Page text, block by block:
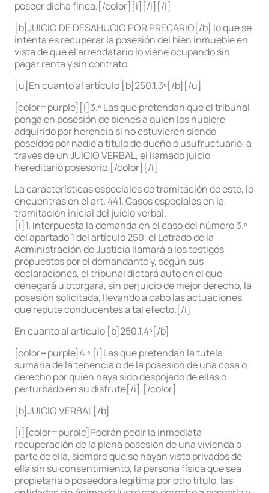
poseer dicha finca.[/color][i][/i][/i]
[b]JUICIO DE DESAHUCIO POR PRECARIO[/b] lo que se
intenta es recuperar la posesión del bien inmueble en
vista de que el arrendatario lo viene ocupando sin
pagar renta y sin contrato.
[u]En cuanto al artículo [b]250.1.3º[/b][/u]
[color=purple][i]3.º Las que pretendan que el tribunal
ponga en posesión de bienes a quien los hubiere
adquirido por herencia si no estuvieren siendo
poseídos por nadie a título de dueño o usufructuario, a
través de un JUICIO VERBAL, el llamado juicio
hereditario posesorio.[/color][/i]
La características especiales de tramitación de este, lo
encuentras en el art. 441. Casos especiales en la
tramitación inicial del juicio verbal.
[i]1. Interpuesta la demanda en el caso del número 3.º
del apartado 1 del artículo 250, el Letrado de la
Administración de Justicia llamará a los testigos
propuestos por el demandante y, según sus
declaraciones, el tribunal dictará auto en el que
denegará u otorgará, sin perjuicio de mejor derecho, la
posesión solicitada, llevando a cabo las actuaciones
que repute conducentes a tal efecto.[/i]
En cuanto al artículo [b]250.1.4º[/b]
[color=purple]4.º [i]Las que pretendan la tutela
sumaria de la tenencia o de la posesión de una cosa o
derecho por quien haya sido despojado de ellas o
perturbado en su disfrute[/i].[/color]
[b]JUICIO VERBAL[/b]
[i][color=purple]Podrán pedir la inmediata
recuperación de la plena posesión de una vivienda o
parte de ella, siempre que se hayan visto privados de
ella sin su consentimiento, la persona física que sea
propietaria o poseedora legítima por otro título, las